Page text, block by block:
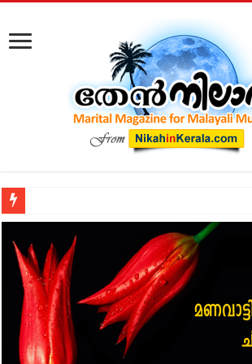
കോടതിക്ക് പുറത്ത് നടക്കുന്ന മുസ്‌ലിം